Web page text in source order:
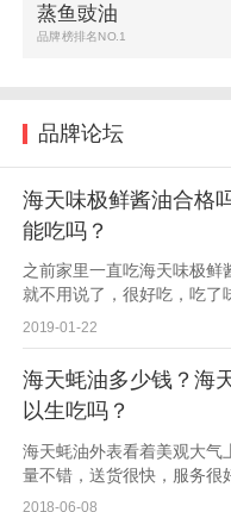
蒸鱼豉油
品牌榜排名NO.1
品牌论坛
海天味极鲜酱油合格
能吃吗？
之前家里一直吃海天味极鲜
就不用说了，很好吃，吃了
看不上别的酱油了，味道确
来查了下，不光...
2019-01-22
海天蚝油多少钱？海
以生吃吗？
海天蚝油外表看着美观大气
量不错，送货很快，服务很
亮，大气，档次高，超喜欢
2018-06-08